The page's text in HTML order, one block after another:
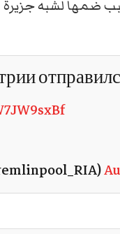
ضمها لشبه جزيرة